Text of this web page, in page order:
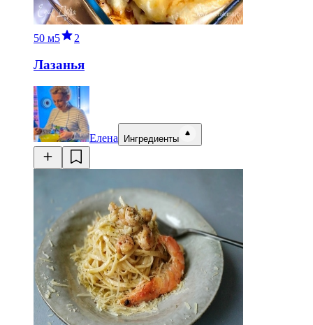
50 м5 2
Лазанья
Елена Ингредиенты